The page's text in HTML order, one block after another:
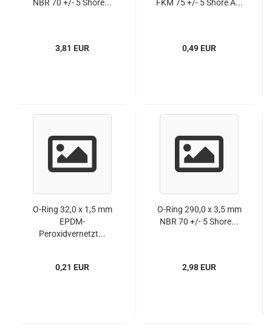
NBR 70 +/- 5 Shore...
3,81 EUR
FKM 75 +/- 5 Shore A...
0,49 EUR
O-Ring 32,0 x 1,5 mm
EPDM-
Peroxidvernetzt...
0,21 EUR
O-Ring 290,0 x 3,5 mm
NBR 70 +/- 5 Shore...
2,98 EUR